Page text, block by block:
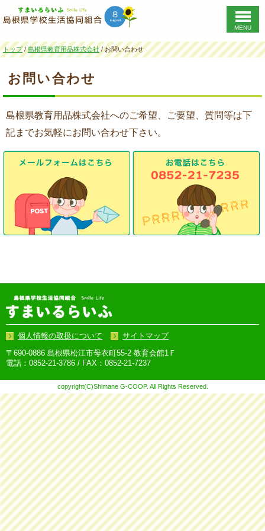
このページの本文へ
MENU
現
在
位
トップ/島根県教育用品株式会社/お問い合わせ
お問い合わせ
島根県教育用品株式会社へのご希望、ご要望、質問等は下
記までお気軽にお問い合わせ下さい。
個人情報の取扱について
サイトマップ
〒690-0886 島根県松江市母衣町55-2 教育会館1Ｆ
電話：0852-21-3786 / FAX：0852-21-7237
copyright(C)Shimane G-COOP. All Rights Reserved.